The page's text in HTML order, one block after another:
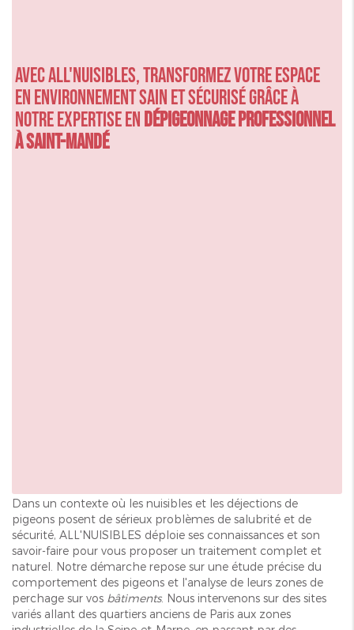
Avec ALL'NUISIBLES, transformez votre espace
en environnement sain et sécurisé grâce à
notre expertise endépigeonnage professionnel
à Saint-Mandé
Dans un contexte où les nuisibles et les déjections de
pigeons posent de sérieux problèmes de salubrité et de
sécurité, ALL'NUISIBLES déploie ses connaissances et son
savoir-faire pour vous proposer un traitement complet et
naturel. Notre démarche repose sur une étude précise du
comportement des pigeons et l'analyse de leurs zones de
perchage sur vos bâtiments. Nous intervenons sur des sites
variés allant des quartiers anciens de Paris aux zones